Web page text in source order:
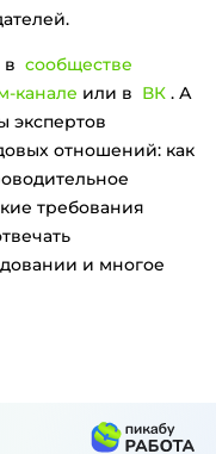
в сообществе
канале или в ВК . А
экспертов
отношений: как
требования
и многое